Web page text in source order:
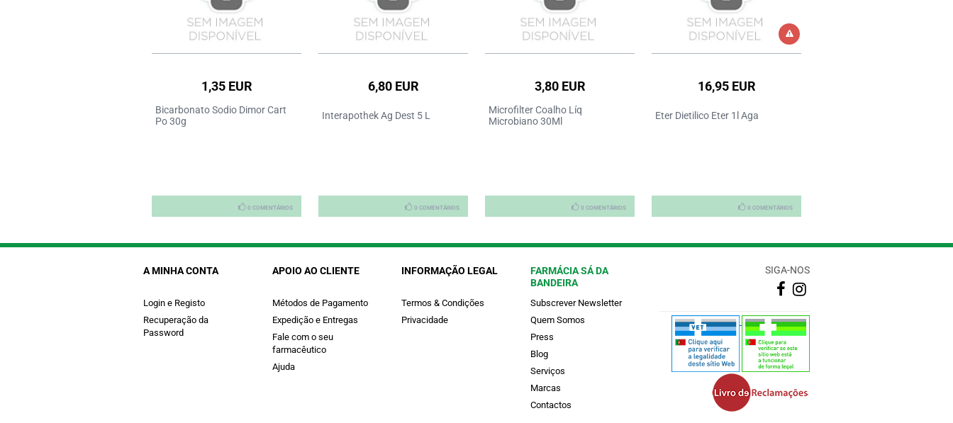
1,35 EUR
Bicarbonato Sodio Dimor Cart
Po 30g
0 COMENTÁRIOS
6,80 EUR
Interapothek Ag Dest 5 L
0 COMENTÁRIOS
3,80 EUR
Microfilter Coalho Líq
Microbiano 30Ml
0 COMENTÁRIOS
16,95 EUR
Eter Dietilico Eter 1l Aga
0 COMENTÁRIOS
A MINHA CONTA
Login e Registo
Recuperação da
Password
APOIO AO CLIENTE
Métodos de Pagamento
Expedição e Entregas
Fale com o seu
farmacêutico
Ajuda
INFORMAÇÃO LEGAL
Termos & Condições
Privacidade
FARMÁCIA SÁ DA
BANDEIRA
Subscrever Newsletter
Quem Somos
Press
Blog
Serviços
Marcas
Contactos
SIGA-NOS